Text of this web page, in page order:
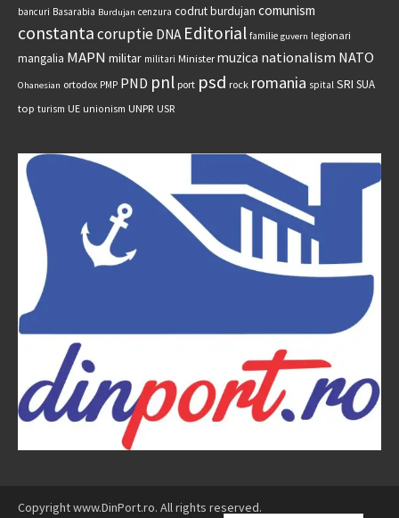
bancuri Basarabia Burdujan cenzura codrut burdujan comunism
constantacoruptie DNA Editorial familie guvern legionari
mangalia MAPN militar militari Minister muzica nationalism NATO
Ohanesian ortodox PMP PND pnl port psd rock romania spital SRI SUA
top turism UE unionism UNPR USR
Copyright www.DinPort.ro. All rights reserved.